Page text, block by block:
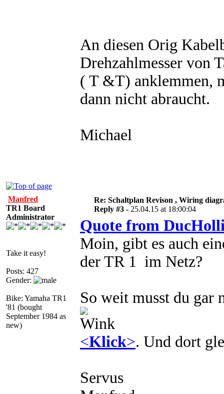
An diesen Orig
Drehzahlmesser von
( T &T) anklemmen,
dann nicht abraucht.
Michael
Manfred
TR1 Board
Administrator
Take it easy!
Posts: 427
Gender:
Bike: Yamaha TR1
'81 (bought
September 1984 as
new)
Re: Schaltplan Revison , Wiring
Reply #3 - 25.04.15 at 18:00:04
Quote from
Moin, gibt es auch
der TR 1 im Netz?
So weit musst du gar
<Klick>. Und dort
Servus